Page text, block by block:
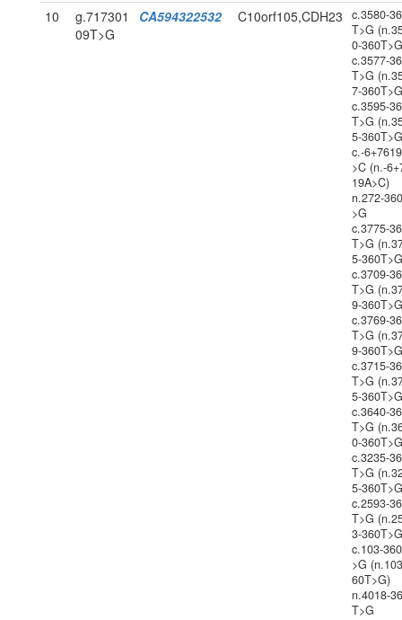
10
g.717301
09T>G
CA594322532 C10orf105,CDH23
c.3580-
T>G
0-
c.3577-
T>G
7-
c.3595-
T>G
5-
c.-
>C (n.-
19A>C)
n.272-
>G
c.3775-
T>G
5-
c.3709-
T>G
9-
c.3769-
T>G
9-
c.3715-
T>G
5-
c.3640-
T>G
0-
c.3235-
T>G
5-
c.2593-
T>G
3-
c.103-
>G
60T>G)
n.4018-
T>G